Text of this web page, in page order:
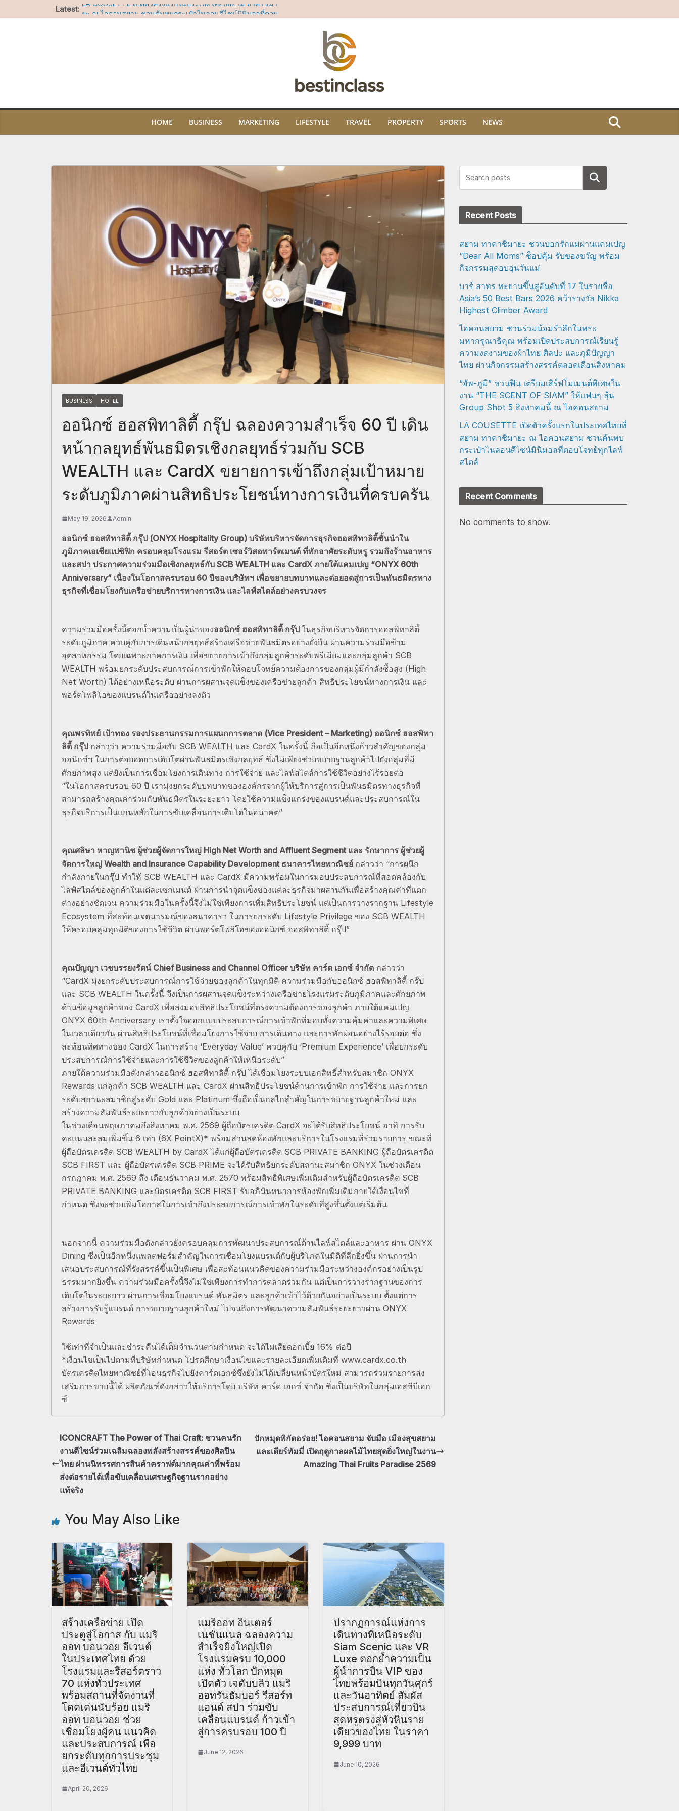
to
Latest: LA COUSETTE เปิดตัวครั้งแรกในประเทศไทยที่สยาม ทาคาชิมา
ยะ ณ ไอคอนสยาม ชวนค้นพบกระเป๋าไนลอนดีไซน์มินิมอลที่ตอบ
“อัพ-ภูมิ” ชวนฟิน เตรียมเสิร์ฟโมเมนต์พิเศษในงาน “THE SCENT
OF SIAM” ให้แฟนๆ ลุ้น Group Shot 5 สิงหาคมนี้ ณ ไอคอนสยาม
HOME BUSINESS MARKETING LIFESTYLE TRAVEL PROPERTY SPORTS NEWS
BUSINESS HOTEL
ออนิกซ์ ฮอสพิทาลิตี้ กรุ๊ป ฉลองความสำเร็จ 60 ปี เดิน
หน้ากลยุทธ์พันธมิตรเชิงกลยุทธ์ร่วมกับ SCB
WEALTH และ CardX ขยายการเข้าถึงกลุ่มเป้าหมาย
ระดับภูมิภาคผ่านสิทธิประโยชน์ทางการเงินที่ครบครัน
May 19, 2026 Admin
ออนิกซ์ ฮอสพิทาลิตี้ กรุ๊ป (ONYX Hospitality Group) บริษัทบริหารจัดการธุรกิจฮอสพิทาลิตี้ชั้นนำใน
ภูมิภาคเอเชียแปซิฟิก ครอบคลุมโรงแรม รีสอร์ต เซอร์วิสอพาร์ตเมนต์ ที่พักอาศัยระดับหรู รวมถึงร้านอาหาร
และสปา ประกาศความร่วมมือเชิงกลยุทธ์กับ SCB WEALTH และ CardX ภายใต้แคมเปญ “ONYX 60th
Anniversary” เนื่องในโอกาสครบรอบ 60 ปีของบริษัทฯ เพื่อขยายบทบาทและต่อยอดสู่การเป็นพันธมิตรทาง
ธุรกิจที่เชื่อมโยงกับเครือข่ายบริการทางการเงิน และไลฟ์สไตล์อย่างครบวงจร
ความร่วมมือครั้งนี้ตอกย้ำความเป็นผู้นำของออนิกซ์ ฮอสพิทาลิตี้ กรุ๊ป ในธุรกิจบริหารจัดการฮอสพิทาลิตี้
ระดับภูมิภาค ควบคู่กับการเดินหน้ากลยุทธ์สร้างเครือข่ายพันธมิตรอย่างยั่งยืน ผ่านความร่วมมือข้าม
อุตสาหกรรม โดยเฉพาะภาคการเงิน เพื่อขยายการเข้าถึงกลุ่มลูกค้าระดับพรีเมียมและกลุ่มลูกค้า SCB
WEALTH พร้อมยกระดับประสบการณ์การเข้าพักให้ตอบโจทย์ความต้องการของกลุ่มผู้มีกำลังซื้อสูง (High
Net Worth) ได้อย่างเหนือระดับ ผ่านการผสานจุดแข็งของเครือข่ายลูกค้า สิทธิประโยชน์ทางการเงิน และ
พอร์ตโฟลิโอของแบรนด์ในเครืออย่างลงตัว
คุณพรทิพย์ เป้าทอง รองประธานกรรมการแผนกการตลาด (Vice President – Marketing) ออนิกซ์ ฮอสพิทา
ลิตี้ กรุ๊ป กล่าวว่า ความร่วมมือกับ SCB WEALTH และ CardX ในครั้งนี้ ถือเป็นอีกหนึ่งก้าวสำคัญของกลุ่ม
ออนิกซ์ฯ ในการต่อยอดการเติบโตผ่านพันธมิตรเชิงกลยุทธ์ ซึ่งไม่เพียงช่วยขยายฐานลูกค้าไปยังกลุ่มที่มี
ศักยภาพสูง แต่ยังเป็นการเชื่อมโยงการเดินทาง การใช้จ่าย และไลฟ์สไตล์การใช้ชีวิตอย่างไร้รอยต่อ
“ในโอกาสครบรอบ 60 ปี เรามุ่งยกระดับบทบาทขององค์กรจากผู้ให้บริการสู่การเป็นพันธมิตรทางธุรกิจที่
สามารถสร้างคุณค่าร่วมกับพันธมิตรในระยะยาว โดยใช้ความแข็งแกร่งของแบรนด์และประสบการณ์ใน
ธุรกิจบริการเป็นแกนหลักในการขับเคลื่อนการเติบโตในอนาคต”
คุณศลิษา หาญพานิช ผู้ช่วยผู้จัดการใหญ่ High Net Worth and Affluent Segment และ รักษาการ ผู้ช่วยผู้
จัดการใหญ่ Wealth and Insurance Capability Development ธนาคารไทยพาณิชย์ กล่าวว่า “การผนึก
กำลังภายในกรุ๊ป ทำให้ SCB WEALTH และ CardX มีความพร้อมในการมอบประสบการณ์ที่สอดคล้องกับ
ไลฟ์สไตล์ของลูกค้าในแต่ละเซกเมนต์ ผ่านการนำจุดแข็งของแต่ละธุรกิจมาผสานกันเพื่อสร้างคุณค่าที่แตก
ต่างอย่างชัดเจน ความร่วมมือในครั้งนี้จึงไม่ใช่เพียงการเพิ่มสิทธิประโยชน์ แต่เป็นการวางรากฐาน Lifestyle
Ecosystem ที่สะท้อนเจตนารมณ์ของธนาคารฯ ในการยกระดับ Lifestyle Privilege ของ SCB WEALTH
ให้ครอบคลุมทุกมิติของการใช้ชีวิต ผ่านพอร์ตโฟลิโอของออนิกซ์ ฮอสพิทาลิตี้ กรุ๊ป”
คุณปัญญา เวชบรรยงรัตน์ Chief Business and Channel Officer บริษัท คาร์ด เอกซ์ จำกัด กล่าวว่า
“CardX มุ่งยกระดับประสบการณ์การใช้จ่ายของลูกค้าในทุกมิติ ความร่วมมือกับออนิกซ์ ฮอสพิทาลิตี้ กรุ๊ป
และ SCB WEALTH ในครั้งนี้ จึงเป็นการผสานจุดแข็งระหว่างเครือข่ายโรงแรมระดับภูมิภาคและศักยภาพ
ด้านข้อมูลลูกค้าของ CardX เพื่อส่งมอบสิทธิประโยชน์ที่ตรงความต้องการของลูกค้า ภายใต้แคมเปญ
ONYX 60th Anniversary เราตั้งใจออกแบบประสบการณ์การเข้าพักที่มอบทั้งความคุ้มค่าและความพิเศษ
ในเวลาเดียวกัน ผ่านสิทธิประโยชน์ที่เชื่อมโยงการใช้จ่าย การเดินทาง และการพักผ่อนอย่างไร้รอยต่อ ซึ่ง
สะท้อนทิศทางของ CardX ในการสร้าง ‘Everyday Value’ ควบคู่กับ ‘Premium Experience’ เพื่อยกระดับ
ประสบการณ์การใช้จ่ายและการใช้ชีวิตของลูกค้าให้เหนือระดับ”
ภายใต้ความร่วมมือดังกล่าวออนิกซ์ ฮอสพิทาลิตี้ กรุ๊ป ได้เชื่อมโยงระบบเอกสิทธิ์สำหรับสมาชิก ONYX
Rewards แก่ลูกค้า SCB WEALTH และ CardX ผ่านสิทธิประโยชน์ด้านการเข้าพัก การใช้จ่าย และการยก
ระดับสถานะสมาชิกสู่ระดับ Gold และ Platinum ซึ่งถือเป็นกลไกสำคัญในการขยายฐานลูกค้าใหม่ และ
สร้างความสัมพันธ์ระยะยาวกับลูกค้าอย่างเป็นระบบ
ในช่วงเดือนพฤษภาคมถึงสิงหาคม พ.ศ. 2569 ผู้ถือบัตรเครดิต CardX จะได้รับสิทธิประโยชน์ อาทิ การรับ
คะแนนสะสมเพิ่มขึ้น 6 เท่า (6X PointX)* พร้อมส่วนลดห้องพักและบริการในโรงแรมที่ร่วมรายการ ขณะที่
ผู้ถือบัตรเครดิต SCB WEALTH by CardX ได้แก่ผู้ถือบัตรเครดิต SCB PRIVATE BANKING ผู้ถือบัตรเครดิต
SCB FIRST และ ผู้ถือบัตรเครดิต SCB PRIME จะได้รับสิทธิยกระดับสถานะสมาชิก ONYX ในช่วงเดือน
กรกฎาคม พ.ศ. 2569 ถึง เดือนธันวาคม พ.ศ. 2570 พร้อมสิทธิพิเศษเพิ่มเติมสำหรับผู้ถือบัตรเครดิต SCB
PRIVATE BANKING และบัตรเครดิต SCB FIRST รับอภินันทนาการห้องพักเพิ่มเติมภายใต้เงื่อนไขที่
กำหนด ซึ่งจะช่วยเพิ่มโอกาสในการเข้าถึงประสบการณ์การเข้าพักในระดับที่สูงขึ้นตั้งแต่เริ่มต้น
นอกจากนี้ ความร่วมมือดังกล่าวยังครอบคลุมการพัฒนาประสบการณ์ด้านไลฟ์สไตล์และอาหาร ผ่าน ONYX
Dining ซึ่งเป็นอีกหนึ่งแพลตฟอร์มสำคัญในการเชื่อมโยงแบรนด์กับผู้บริโภคในมิติที่ลึกยิ่งขึ้น ผ่านการนำ
เสนอประสบการณ์ที่รังสรรค์ขึ้นเป็นพิเศษ เพื่อสะท้อนแนวคิดของความร่วมมือระหว่างองค์กรอย่างเป็นรูป
ธรรมมากยิ่งขึ้น ความร่วมมือครั้งนี้จึงไม่ใช่เพียงการทำการตลาดร่วมกัน แต่เป็นการวางรากฐานของการ
เติบโตในระยะยาว ผ่านการเชื่อมโยงแบรนด์ พันธมิตร และลูกค้าเข้าไว้ด้วยกันอย่างเป็นระบบ ตั้งแต่การ
สร้างการรับรู้แบรนด์ การขยายฐานลูกค้าใหม่ ไปจนถึงการพัฒนาความสัมพันธ์ระยะยาวผ่าน ONYX
Rewards
ใช้เท่าที่จำเป็นและชำระคืนได้เต็มจำนวนตามกำหนด จะได้ไม่เสียดอกเบี้ย 16% ต่อปี
*เงื่อนไขเป็นไปตามที่บริษัทกำหนด โปรดศึกษาเงื่อนไขและรายละเอียดเพิ่มเติมที่ www.cardx.co.th
บัตรเครดิตไทยพาณิชย์ที่โอนธุรกิจไปยังคาร์ดเอกซ์ซึ่งยังไม่ได้เปลี่ยนหน้าบัตรใหม่ สามารถร่วมรายการส่ง
เสริมการขายนี้ได้ ผลิตภัณฑ์ดังกล่าวให้บริการโดย บริษัท คาร์ด เอกซ์ จำกัด ซึ่งเป็นบริษัทในกลุ่มเอสซีบีเอก
ซ์
ICONCRAFT The Power of Thai Craft: ชวนคนรัก
งานดีไซน์ร่วมเฉลิมฉลองพลังสร้างสรรค์ของศิลปิน
ไทย ผ่านนิทรรศการสินค้าคราฟต์มากคุณค่าที่พร้อม
ส่งต่อรายได้เพื่อขับเคลื่อนเศรษฐกิจฐานรากอย่าง
แท้จริง
ปักหมุดพิกัดอร่อย! ไอคอนสยาม จับมือ เมืองสุขสยาม
และเดียร์ทัมมี่ เปิดฤดูกาลผลไม้ไทยสุดยิ่งใหญ่ในงาน
Amazing Thai Fruits Paradise 2569
You May Also Like
สร้างเครือข่าย เปิด
ประตูสู่โอกาส กับ แมริ
ออท บอนวอย อีเวนต์
ในประเทศไทย ด้วย
โรงแรมและรีสอร์ตราว
70 แห่งทั่วประเทศ
พร้อมสถานที่จัดงานที่
โดดเด่นนับร้อย แมริ
ออท บอนวอย ช่วย
เชื่อมโยงผู้คน แนวคิด
และประสบการณ์ เพื่อ
ยกระดับทุกการประชุม
และอีเวนต์ทั่วไทย
April 20, 2026
แมริออท อินเตอร์
เนชั่นแนล ฉลองความ
สำเร็จยิ่งใหญ่เปิด
โรงแรมครบ 10,000
แห่ง ทั่วโลก ปักหมุด
เปิดตัว เจดับบลิว แมริ
ออทรันธัมบอร์ รีสอร์ท
แอนด์ สปา ร่วมขับ
เคลื่อนแบรนด์ ก้าวเข้า
สู่การครบรอบ 100 ปี
June 12, 2026
ปรากฏการณ์แห่งการ
เดินทางที่เหนือระดับ
Siam Scenic และ VR
Luxe ตอกย้ำความเป็น
ผู้นำการบิน VIP ของ
ไทยพร้อมบินทุกวันศุกร์
และวันอาทิตย์ สัมผัส
ประสบการณ์เที่ยวบิน
สุดหรูตรงสู่หัวหินราย
เดียวของไทย ในราคา
9,999 บาท
June 10, 2026
Search
Recent Posts
สยาม ทาคาชิมายะ ชวนบอกรักแม่ผ่านแคมเปญ
“Dear All Moms” ช็อปคุ้ม รับของขวัญ พร้อม
กิจกรรมสุดอบอุ่นวันแม่
บาร์ สาทร ทะยานขึ้นสู่อันดับที่ 17 ในรายชื่อ
Asia’s 50 Best Bars 2026 คว้ารางวัล Nikka
Highest Climber Award
ไอคอนสยาม ชวนร่วมน้อมรำลึกในพระ
มหากรุณาธิคุณ พร้อมเปิดประสบการณ์เรียนรู้
ความงดงามของผ้าไทย ศิลปะ และภูมิปัญญา
ไทย ผ่านกิจกรรมสร้างสรรค์ตลอดเดือนสิงหาคม
“อัพ-ภูมิ” ชวนฟิน เตรียมเสิร์ฟโมเมนต์พิเศษใน
งาน “THE SCENT OF SIAM” ให้แฟนๆ ลุ้น
Group Shot 5 สิงหาคมนี้ ณ ไอคอนสยาม
LA COUSETTE เปิดตัวครั้งแรกในประเทศไทยที่
สยาม ทาคาชิมายะ ณ ไอคอนสยาม ชวนค้นพบ
กระเป๋าไนลอนดีไซน์มินิมอลที่ตอบโจทย์ทุกไลฟ์
สไตล์
Recent Comments
No comments to show.